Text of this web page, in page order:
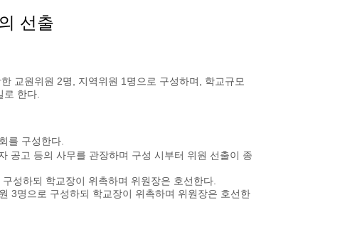
선출
교원위원 2명, 지역위원 1명으로 구성하며, 학교규모
한다.
를 구성한다.
공고 등의 사무를 관장하며 구성 시부터 위원 선출이 종
성하되 학교장이 위촉하며 위원장은 호선한다.
3명으로 구성하되 학교장이 위촉하며 위원장은 호선한